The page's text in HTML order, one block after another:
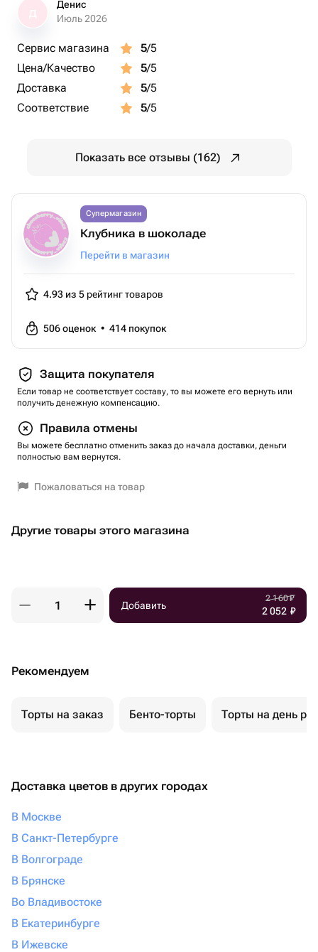
Денис
Июль 2026
Сервис магазина 5/5
Цена/Качество
5/5
Доставка
5/5
Соответствие
5/5
Показать все отзывы (162)
Супермагазин
Клубника в шоколаде
Перейти в магазин
4.93 из 5 рейтинг товаров
506оценок • 414 покупок
Защита покупателя
Если товар не соответствует составу, то вы можете его вернуть или
получить денежную компенсацию.
Правила отмены
Вы можете бесплатно отменить заказ до начала доставки, деньги
полностью вам вернутся.
Пожаловаться на товар
Другие товары этого магазина
Добавить
2 160₽
2 052 ₽
Рекомендуем
Торты на заказ Бенто-торты Торты на день
Доставка цветов в других городах
В Москве
В Санкт-Петербурге
В Волгограде
В Брянске
Во Владивостоке
В Екатеринбурге
В Ижевске